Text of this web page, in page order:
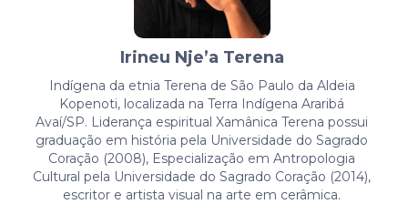
Irineu Nje’a Terena
Indígena da etnia Terena de São Paulo da Aldeia
Kopenoti, localizada na Terra Indígena Araribá
Avaí/SP. Liderança espiritual Xamânica Terena possui
graduação em história pela Universidade do Sagrado
Coração (2008), Especialização em Antropologia
Cultural pela Universidade do Sagrado Coração (2014),
escritor e artista visual na arte em cerâmica.